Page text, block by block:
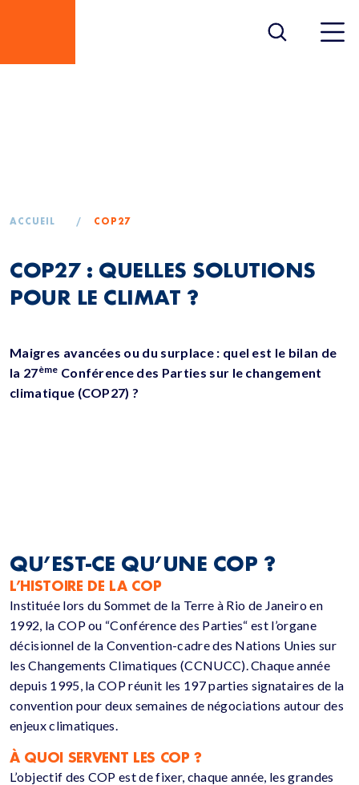
SOLUTIONS POUR LE
ACCUEIL / COP27
COP27 : QUELLES SOLUTIONS
POUR LE CLIMAT ?
Maigres avancées ou du surplace : quel est le bilan de
la 27ème Conférence des Parties sur le changement
climatique (COP27) ?
QU’EST-CE QU’UNE COP ?
L’HISTOIRE DE LA COP
Instituée lors du Sommet de la Terre à Rio de Janeiro en
1992, la COP ou “Conférence des Parties“ est l’organe
décisionnel de la Convention-cadre des Nations Unies sur
les Changements Climatiques (CCNUCC). Chaque année
depuis 1995, la COP réunit les 197 parties signataires de la
convention pour deux semaines de négociations autour des
enjeux climatiques.
À QUOI SERVENT LES COP ?
L’objectif des COP est de fixer, chaque année, les grandes